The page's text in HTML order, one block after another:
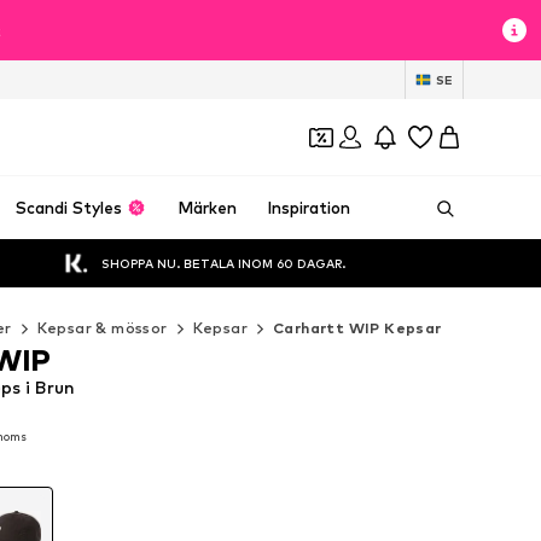
SE
Scandi Styles Märken Inspiration
SHOPPA NU. BETALA INOM 60 DAGAR.
Kepsar & mössor Kepsar Carhartt WIP Kepsar
i Brun